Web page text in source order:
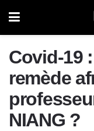
Covid-19
remède
NIANG ?